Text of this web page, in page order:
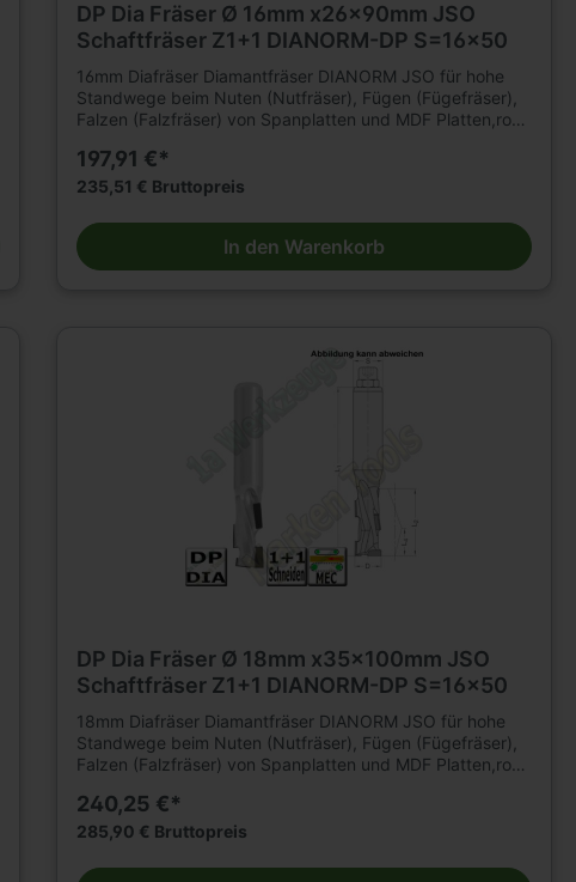
DP Dia Fräser Ø 16mm x26x90mm JSO
Schaftfräser Z1+1 DIANORM-DP S=16x50
16mm Diafräser Diamantfräser DIANORM JSO für hohe
Standwege beim Nuten (Nutfräser), Fügen (Fügefräser),
Falzen (Falzfräser) von Spanplatten und MDF Platten,roh,
Gipskartonplatten auf CNC Fräsmaschinen. Für
mechanischen Vorschub. Für Hartholz und Schichtholz
geeignet. n=18 000 - 24 000 min .Tragkörper für hohe
Beanspruchung, mit 2 bzw3 durchgängigenSpannuten.
Durchmesser 12 2flügelig. Durchmesser 16 - 20mm
Schaftfräser und Werkzeuge für Holzbearbeitung finden
Sie in großer Auswahl in unserem Werkzeugshop.
197,91 €*
235,51 € Bruttopreis
In den Warenkorb
DP Dia Fräser Ø 18mm x35x100mm JSO
Schaftfräser Z1+1 DIANORM-DP S=16x50
18mm Diafräser Diamantfräser DIANORM JSO für hohe
Standwege beim Nuten (Nutfräser), Fügen (Fügefräser),
Falzen (Falzfräser) von Spanplatten und MDF Platten,roh,
Gipskartonplatten auf CNC Fräsmaschinen. Für
mechanischen Vorschub. Für Hartholz und Schichtholz
geeignet. n=18 000 - 24 000 min .Tragkörper für hohe
240,25 €*
285,90 € Bruttopreis